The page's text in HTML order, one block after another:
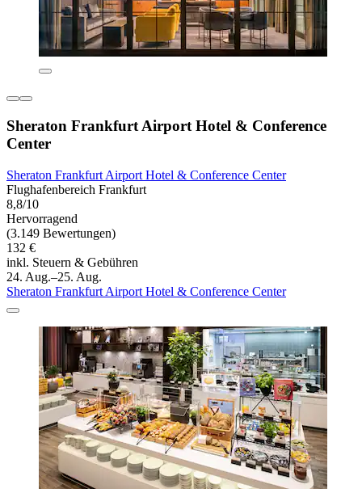
Sheraton Frankfurt Airport Hotel & Conference
Center
Sheraton Frankfurt Airport Hotel & Conference Center
Flughafenbereich Frankfurt
8,8/10
Hervorragend
(3.149 Bewertungen)
132 €
inkl. Steuern & Gebühren
24. Aug.–25. Aug.
Sheraton Frankfurt Airport Hotel & Conference Center